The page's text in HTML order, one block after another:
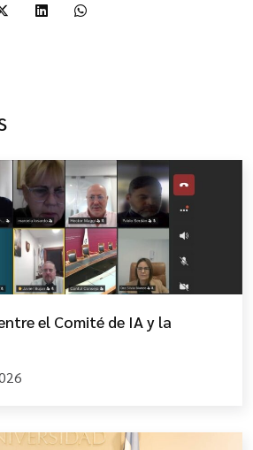
el Comité de IA y la